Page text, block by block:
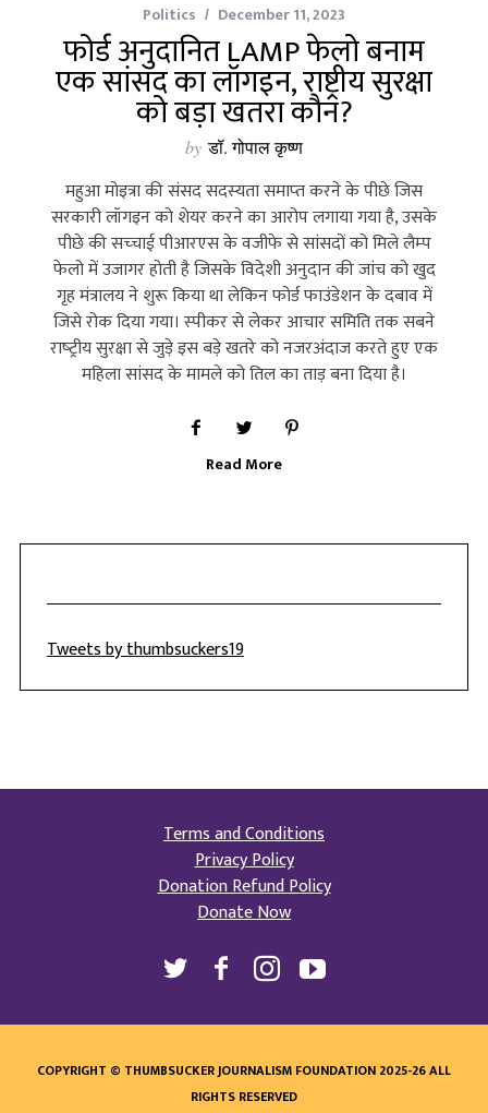
Politics December 11, 2023
फोर्ड अनुदानित LAMP फेलो बनाम
एक सांसद का लॉगइन, राष्ट्रीय सुरक्षा
को बड़ा खतरा कौन?
by डॉ. गोपाल कृष्ण
महुआ मोइत्रा की संसद सदस्‍यता समाप्‍त करने के पीछे जिस
सरकारी लॉगइन को शेयर करने का आरोप लगाया गया है, उसके
पीछे की सच्‍चाई पीआरएस के वजीफे से सांसदों को मिले लैम्‍प
फेलो में उजागर होती है जिसके विदेशी अनुदान की जांच को खुद
गृह मंत्रालय ने शुरू किया था लेकिन फोर्ड फाउंडेशन के दबाव में
जिसे रोक दिया गया। स्‍पीकर से लेकर आचार समिति तक सबने
राष्‍ट्रीय सुरक्षा से जुड़े इस बड़े खतरे को नजरअंदाज करते हुए एक
महिला सांसद के मामले को तिल का ताड़ बना दिया है।
Read More
Tweets by thumbsuckers19
Terms and Conditions
Privacy Policy
Donation Refund Policy
Donate Now
COPYRIGHT © THUMBSUCKER JOURNALISM FOUNDATION 2025-26 ALL
RIGHTS RESERVED